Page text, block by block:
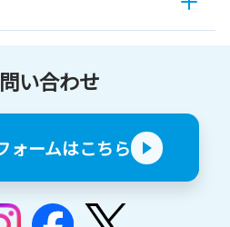
い合わせ
ォームはこちら